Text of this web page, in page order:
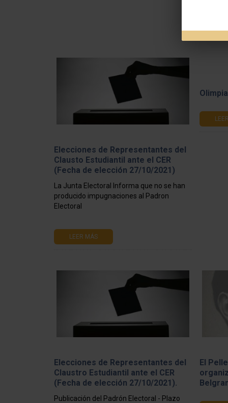
Elecciones de Representantes del
Clausto Estudiantil ante el CER
(Fecha de elección 27/10/2021)
La Junta Electoral Informa que no se han
producido impugnaciones al Padron
Electoral
LEER MÁS
Elecciones de Representantes del
Claustro Estudiantil ante el CER
(Fecha de elección 27/10/2021).
Publicación del Padrón Electoral - Plazo
El